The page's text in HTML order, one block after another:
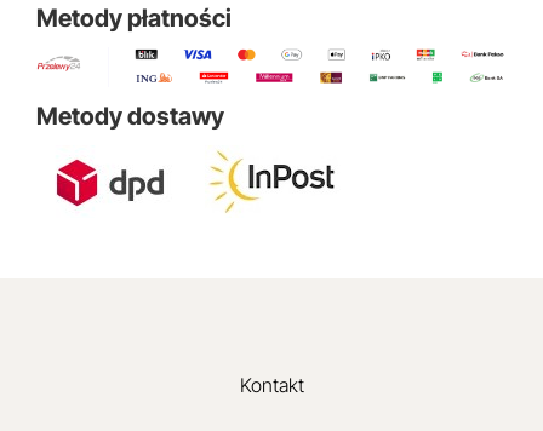
Metody płatności
Metody dostawy
Kontakt